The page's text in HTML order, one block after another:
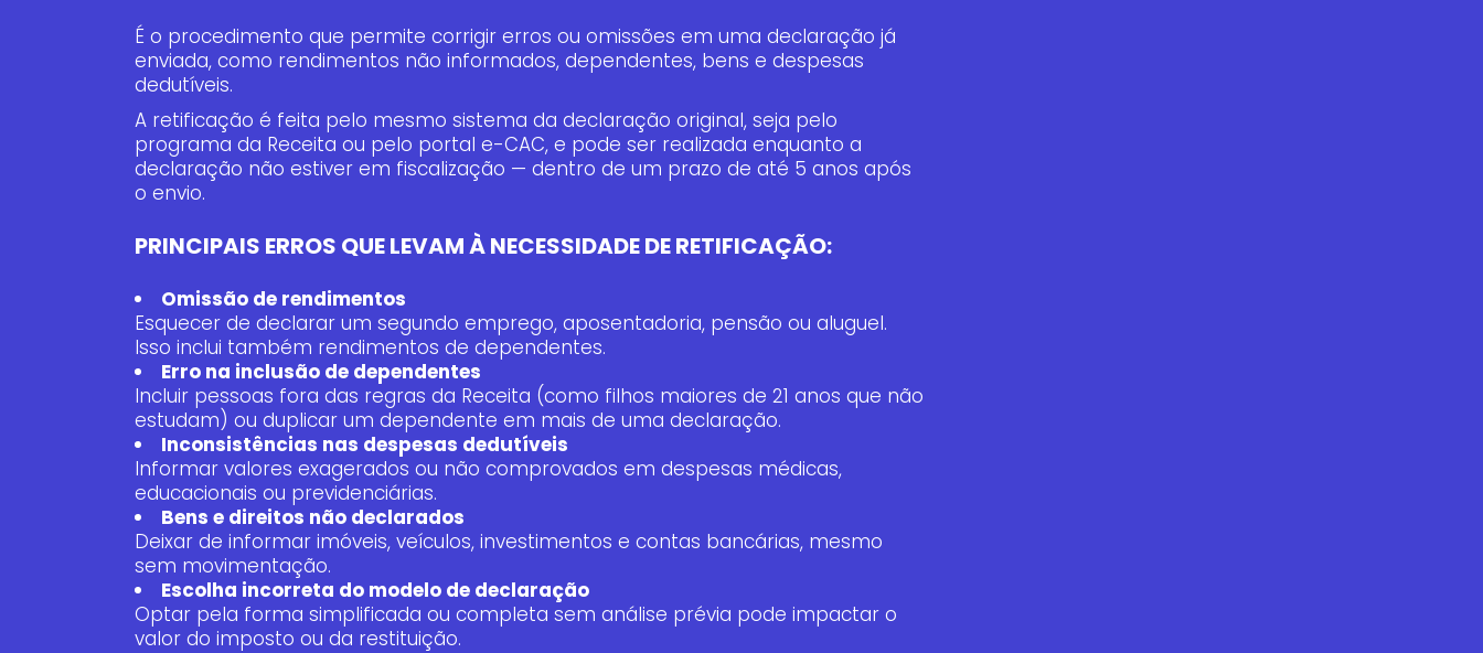
É o procedimento que permite corrigir erros ou omissões em uma declaração já
enviada, como rendimentos não informados, dependentes, bens e despesas
dedutíveis.
A retificação é feita pelo mesmo sistema da declaração original, seja pelo
programa da Receita ou pelo portal e-CAC, e pode ser realizada enquanto a
declaração não estiver em fiscalização — dentro de um prazo de até 5 anos após
o envio.
PRINCIPAIS ERROS QUE LEVAM À NECESSIDADE DE RETIFICAÇÃO:
Omissão de rendimentos
Esquecer de declarar um segundo emprego, aposentadoria, pensão ou aluguel.
Isso inclui também rendimentos de dependentes.
Erro na inclusão de dependentes
Incluir pessoas fora das regras da Receita (como filhos maiores de 21 anos que não
estudam) ou duplicar um dependente em mais de uma declaração.
Inconsistências nas despesas dedutíveis
Informar valores exagerados ou não comprovados em despesas médicas,
educacionais ou previdenciárias.
Bens e direitos não declarados
Deixar de informar imóveis, veículos, investimentos e contas bancárias, mesmo
sem movimentação.
Escolha incorreta do modelo de declaração
Optar pela forma simplificada ou completa sem análise prévia pode impactar o
valor do imposto ou da restituição.